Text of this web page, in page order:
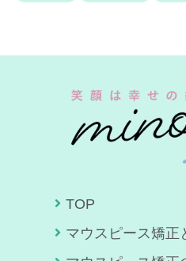
TOP
マウスピース矯正